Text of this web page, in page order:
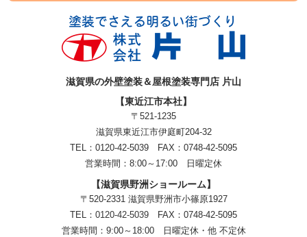
滋賀県の外壁塗装＆屋根塗装専門店 片山
【東近江市本社】
〒521-1235
滋賀県東近江市伊庭町204-32
TEL：0120-42-5039 FAX：0748-42-5095
営業時間：8:00～17:00 日曜定休
【滋賀県野洲ショールーム】
〒520-2331 滋賀県野洲市小篠原1927
TEL： 0120-42-5039 FAX：0748-42-5095
営業時間：9:00～18:00
日曜定休・他 不定休